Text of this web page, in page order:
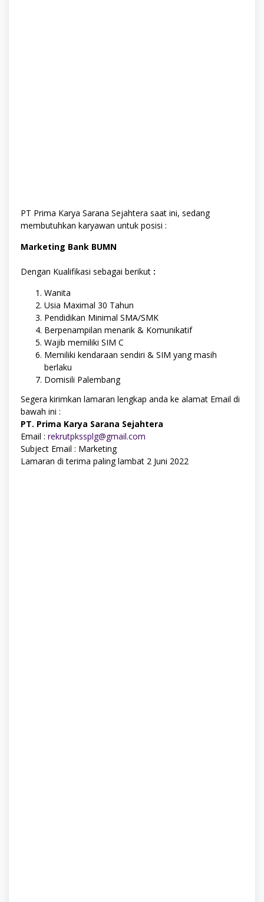
PT Prima Karya Sarana Sejahtera saat ini, sedang
membutuhkan karyawan untuk posisi :
Marketing Bank BUMN
Dengan Kualifikasi sebagai berikut :
Wanita
Usia Maximal 30 Tahun
Pendidikan Minimal SMA/SMK
Berpenampilan menarik & Komunikatif
Wajib memiliki SIM C
Memiliki kendaraan sendiri & SIM yang masih
berlaku
Domisili Palembang
Segera kirimkan lamaran lengkap anda ke alamat Email di
bawah ini :
PT. Prima Karya Sarana Sejahtera
Email : rekrutpkssplg@gmail.com
Subject Email : Marketing
Lamaran di terima paling lambat 2 Juni 2022